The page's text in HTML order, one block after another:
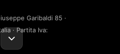
Garibaldi 85 ·
· Partita Iva: